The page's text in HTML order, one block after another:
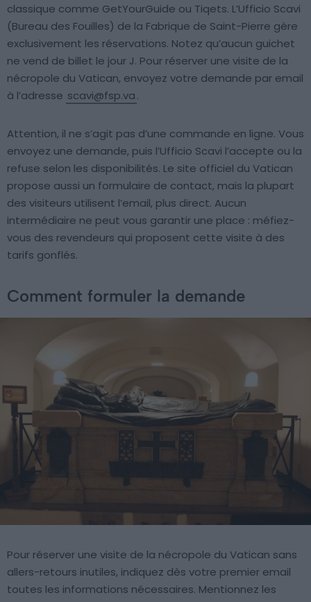
classique comme GetYourGuide ou Tiqets. L’Ufficio Scavi
(Bureau des Fouilles) de la Fabrique de Saint-Pierre gère
exclusivement les réservations. Notez qu’aucun guichet
ne vend de billet le jour J. Pour réserver une visite de la
nécropole du Vatican, envoyez votre demande par email
à l’adresse scavi@fsp.va.
Attention, il ne s’agit pas d’une commande en ligne. Vous
envoyez une demande, puis l’Ufficio Scavi l’accepte ou la
refuse selon les disponibilités. Le site officiel du Vatican
propose aussi un formulaire de contact, mais la plupart
des visiteurs utilisent l’email, plus direct. Aucun
intermédiaire ne peut vous garantir une place : méfiez-
vous des revendeurs qui proposent cette visite à des
tarifs gonflés.
Comment formuler la demande
Pour réserver une visite de la nécropole du Vatican sans
allers-retours inutiles, indiquez dès votre premier email
toutes les informations nécessaires. Mentionnez les